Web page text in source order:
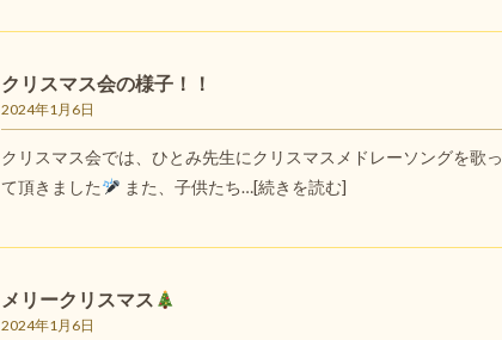
クリスマス会の様子！！
2024年1月6日
クリスマス会では、ひとみ先生にクリスマスメドレーソングを歌っ
て頂きました
また、子供たち…[続きを読む]
メリークリスマス
2024年1月6日